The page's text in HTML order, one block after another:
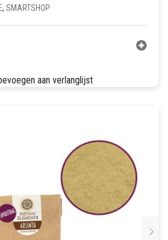
, SMARTSHOP
aan verlanglijst